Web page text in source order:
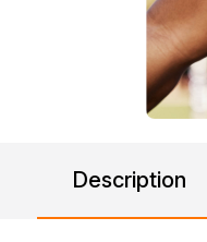
Description